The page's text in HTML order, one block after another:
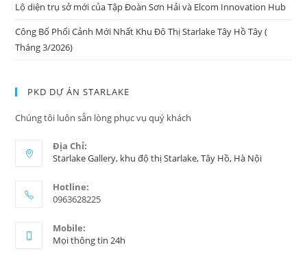
Lộ diện trụ sở mới của Tập Đoàn Sơn Hải và Elcom Innovation Hub
Công Bố Phối Cảnh Mới Nhất Khu Đô Thị Starlake Tây Hồ Tây (
Tháng 3/2026)
PKD DỰ ÁN STARLAKE
Chúng tôi luôn sẵn lòng phục vụ quý khách
Địa Chỉ:
Starlake Gallery, khu độ thị Starlake, Tây Hồ, Hà Nội
Hotline:
0963628225
Mobile:
Mọi thông tin 24h